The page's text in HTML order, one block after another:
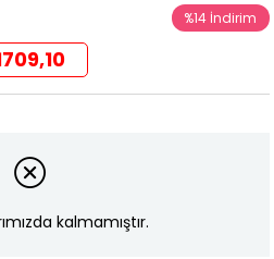
%14 İndirim
kalmamıştır.